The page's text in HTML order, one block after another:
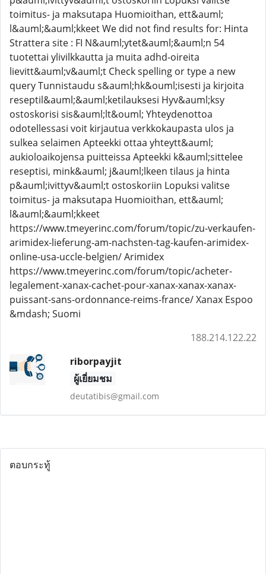
toimitus- ja maksutapa Huomioithan, ett&auml;
l&auml;&auml;kkeet We did not find results for: Hinta
Strattera site : FI N&auml;ytet&auml;&auml;n 54
tuotettai ylivilkkautta ja muita adhd-oireita
lievitt&auml;v&auml;t Check spelling or type a new
query Tunnistaudu s&auml;hk&ouml;isesti ja kirjoita
reseptil&auml;&auml;ketilauksesi Hyv&auml;ksy
ostoskorisi sis&auml;lt&ouml; Yhteydenottoa
odotellessasi voit kirjautua verkkokaupasta ulos ja
sulkea selaimen Apteekki ottaa yhteytt&auml;
aukioloaikojensa puitteissa Apteekki k&auml;sittelee
reseptisi, mink&auml; j&auml;lkeen tilaus ja hinta
p&auml;ivittyv&auml;t ostoskoriin Lopuksi valitse
toimitus- ja maksutapa Huomioithan, ett&auml;
l&auml;&auml;kkeet
https://www.tmeyerinc.com/forum/topic/zu-verkaufen-
arimidex-lieferung-am-nachsten-tag-kaufen-arimidex-
online-usa-uccle-belgien/ Arimidex
https://www.tmeyerinc.com/forum/topic/acheter-
legalement-xanax-cachet-pour-xanax-xanax-xanax-
puissant-sans-ordonnance-reims-france/ Xanax Espoo
&mdash; Suomi
188.214.122.22
riborpayjit
ผู้เยี่ยมชม
deutatibis@gmail.com
ตอบกระทู้